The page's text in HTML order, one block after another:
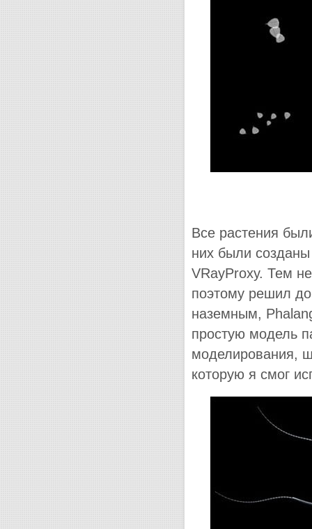
Все растения
них были
VRayProxy. Тем
поэтому решил
наземным,
простую модель
моделирования,
которую я смог